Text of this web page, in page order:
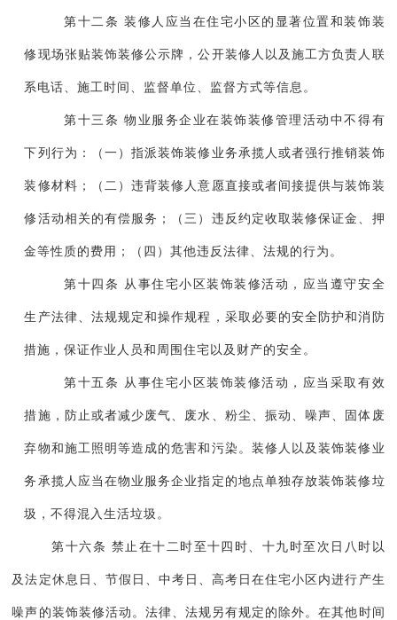
第十二条 装修人应当在住宅小区的显著位置和装饰装
修现场张贴装饰装修公示牌，公开装修人以及施工方负责人联
系电话、施工时间、监督单位、监督方式等信息。
第十三条 物业服务企业在装饰装修管理活动中不得有
下列行为：（一）指派装饰装修业务承揽人或者强行推销装饰
装修材料；（二）违背装修人意愿直接或者间接提供与装饰装
修活动相关的有偿服务；（三）违反约定收取装修保证金、押
金等性质的费用；（四）其他违反法律、法规的行为。
第十四条 从事住宅小区装饰装修活动，应当遵守安全
生产法律、法规规定和操作规程，采取必要的安全防护和消防
措施，保证作业人员和周围住宅以及财产的安全。
第十五条 从事住宅小区装饰装修活动，应当采取有效
措施，防止或者减少废气、废水、粉尘、振动、噪声、固体废
弃物和施工照明等造成的危害和污染。装修人以及装饰装修业
务承揽人应当在物业服务企业指定的地点单独存放装饰装修垃
圾，不得混入生活垃圾。
第十六条 禁止在十二时至十四时、十九时至次日八时以
及法定休息日、节假日、中考日、高考日在住宅小区内进行产生
噪声的装饰装修活动。法律、法规另有规定的除外。在其他时间